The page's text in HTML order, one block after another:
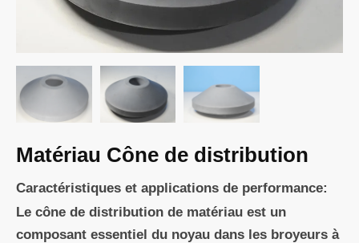
Matériau Cône de distribution
Caractéristiques et applications de performance:
Le cône de distribution de matériau est un
composant essentiel du noyau dans les broyeurs à